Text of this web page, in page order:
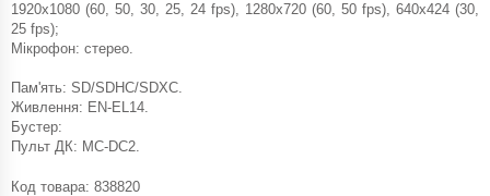
1920x1080 (60, 50, 30, 25, 24 fps), 1280x720 (60, 50 fps), 640x424 (30,
25 fps);
Мікрофон: стерео.
Пам'ять: SD/SDHC/SDXC.
Живлення: EN-EL14.
Бустер:
Пульт ДК: MC-DC2.
Код товара: 838820